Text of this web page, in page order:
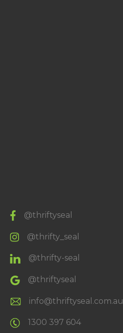
@thriftyseal
@thrifty_seal
@thrifty-seal
@thriftyseal
info@thriftyseal.com.au
1300 397 604